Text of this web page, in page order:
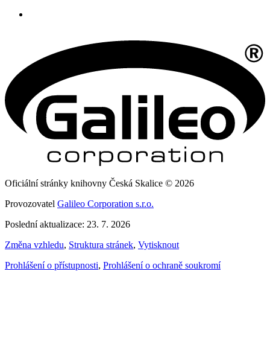
Oficiální stránky knihovny Česká Skalice © 2026
Provozovatel Galileo Corporation s.r.o.
Poslední aktualizace: 23. 7. 2026
Změna vzhledu, Struktura stránek, Vytisknout
Prohlášení o přístupnosti, Prohlášení o ochraně soukromí